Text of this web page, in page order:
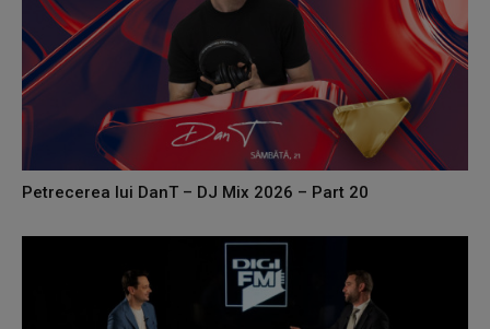
Petrecerea lui DanT – DJ Mix 2026 – Part 20